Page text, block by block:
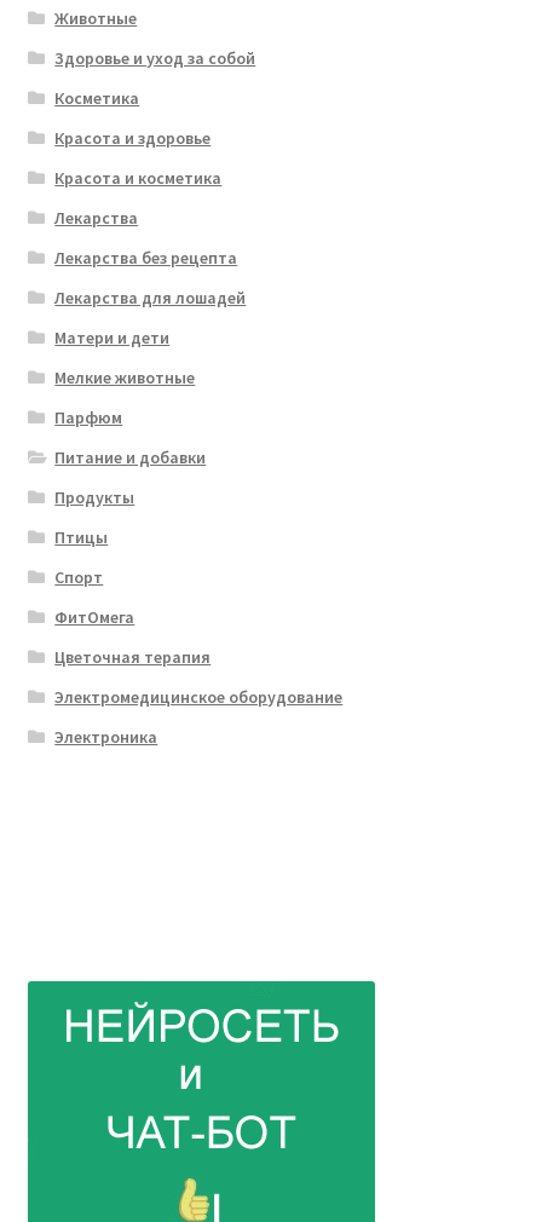
Животные
Здоровье и уход за собой
Косметика
Красота и здоровье
Красота и косметика
Лекарства
Лекарства без рецепта
Лекарства для лошадей
Матери и дети
Мелкие животные
Парфюм
Питание и добавки
Продукты
Птицы
Спорт
ФитОмега
Цветочная терапия
Электромедицинское оборудование
Электроника